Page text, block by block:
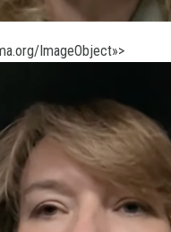
ImageObject»>